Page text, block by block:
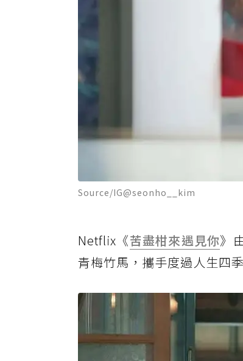
Source/IG@seonho__kim
Netflix《苦盡柑來遇見你》
青梅竹馬，攜手度過人生四